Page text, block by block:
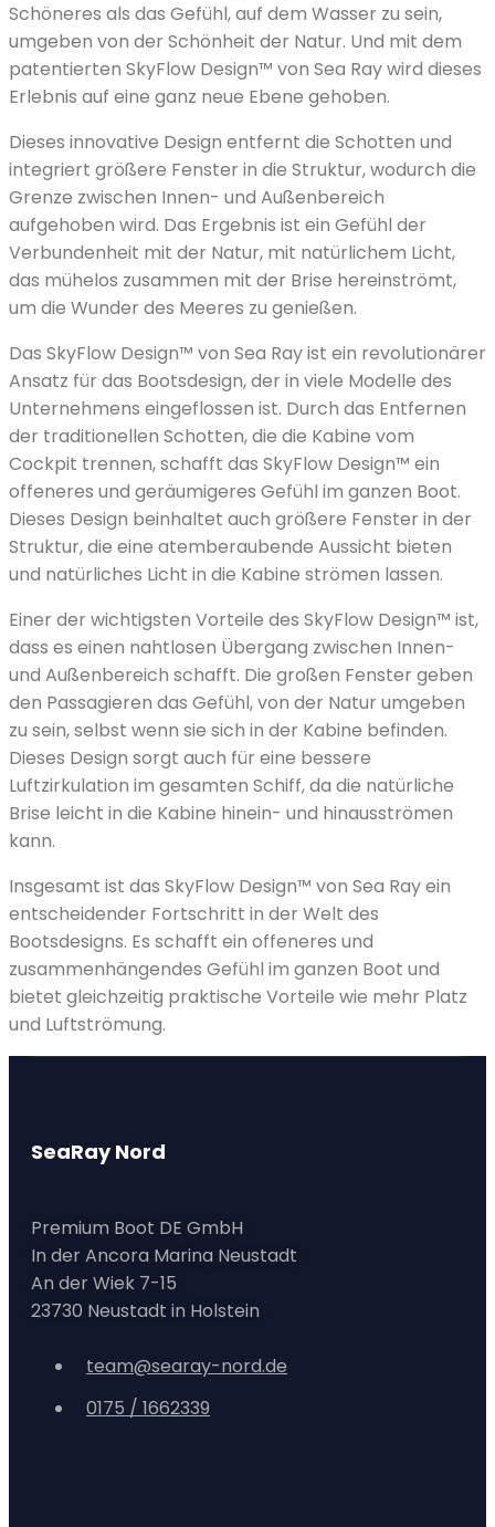
Schöneres als das Gefühl, auf dem Wasser zu sein,
umgeben von der Schönheit der Natur. Und mit dem
patentierten SkyFlow Design™ von Sea Ray wird dieses
Erlebnis auf eine ganz neue Ebene gehoben.
Dieses innovative Design entfernt die Schotten und
integriert größere Fenster in die Struktur, wodurch die
Grenze zwischen Innen- und Außenbereich
aufgehoben wird. Das Ergebnis ist ein Gefühl der
Verbundenheit mit der Natur, mit natürlichem Licht,
das mühelos zusammen mit der Brise hereinströmt,
um die Wunder des Meeres zu genießen.
Das SkyFlow Design™ von Sea Ray ist ein revolutionärer
Ansatz für das Bootsdesign, der in viele Modelle des
Unternehmens eingeflossen ist. Durch das Entfernen
der traditionellen Schotten, die die Kabine vom
Cockpit trennen, schafft das SkyFlow Design™ ein
offeneres und geräumigeres Gefühl im ganzen Boot.
Dieses Design beinhaltet auch größere Fenster in der
Struktur, die eine atemberaubende Aussicht bieten
und natürliches Licht in die Kabine strömen lassen.
Einer der wichtigsten Vorteile des SkyFlow Design™ ist,
dass es einen nahtlosen Übergang zwischen Innen-
und Außenbereich schafft. Die großen Fenster geben
den Passagieren das Gefühl, von der Natur umgeben
zu sein, selbst wenn sie sich in der Kabine befinden.
Dieses Design sorgt auch für eine bessere
Luftzirkulation im gesamten Schiff, da die natürliche
Brise leicht in die Kabine hinein- und hinausströmen
kann.
Insgesamt ist das SkyFlow Design™ von Sea Ray ein
entscheidender Fortschritt in der Welt des
Bootsdesigns. Es schafft ein offeneres und
zusammenhängendes Gefühl im ganzen Boot und
bietet gleichzeitig praktische Vorteile wie mehr Platz
und Luftströmung.
SeaRay Nord
Premium Boot DE GmbH
In der Ancora Marina Neustadt
An der Wiek 7-15
23730 Neustadt in Holstein
team@searay-nord.de
0175 / 1662339